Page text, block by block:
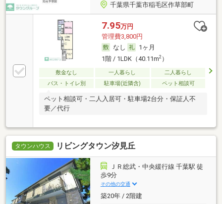
千葉県千葉市稲毛区作草部町
7.95万円
管理費3,800円
なし
1ヶ月
1階 / 1LDK（40.11m2）
敷金なし 一人暮らし
二人暮らし
バス・トイレ別
駐車場(近隣含) ペット相談可
ペット相談可・二人入居可・駐車場2台分・保証人不
要／代行
タウンハウス リビングタウン汐見丘
ＪＲ総武・中央緩行線 千葉駅 徒
歩9分
その他の交通
築20年 / 2階建